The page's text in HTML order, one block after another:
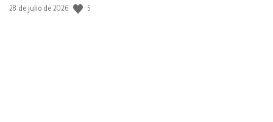
Fecha
28 de julio de 2026 5